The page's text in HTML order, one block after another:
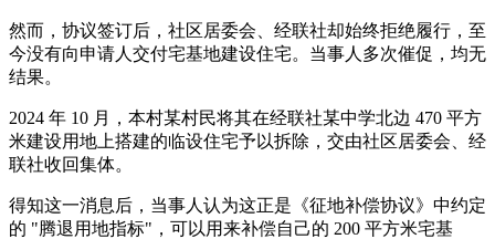
然而，协议签订后，社区居委会、经联社却始终拒绝履行，至
今没有向申请人交付宅基地建设住宅。当事人多次催促，均无
结果。
2024 年 10 月，本村某村民将其在经联社某中学北边 470 平方
米建设用地上搭建的临设住宅予以拆除，交由社区居委会、经
联社收回集体。
得知这一消息后，当事人认为这正是《征地补偿协议》中约定
的 "腾退用地指标"，可以用来补偿自己的 200 平方米宅基